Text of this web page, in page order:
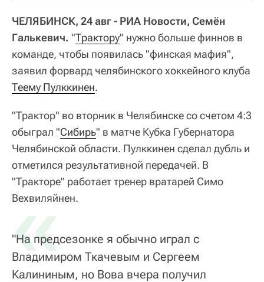
ЧЕЛЯБИНСК, 24 авг - РИА Новости, Семён
Галькевич. "Трактору" нужно больше финнов в
команде, чтобы появилась "финская мафия",
заявил форвард челябинского хоккейного клуба
Теему Пулккинен.
"Трактор" во вторник в Челябинске со счетом 4:3
обыграл "Сибирь" в матче Кубка Губернатора
Челябинской области. Пулккинен сделал дубль и
отметился результативной передачей. В
"Тракторе" работает тренер вратарей Симо
Вехвиляйнен.
«
"На предсезонке я обычно играл с
Владимиром Ткачевым и Сергеем
Калининым, но Вова вчера получил